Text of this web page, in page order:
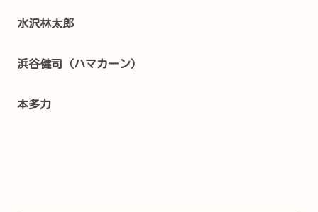
水沢林太郎
浜谷健司（ハマカーン）
本多力